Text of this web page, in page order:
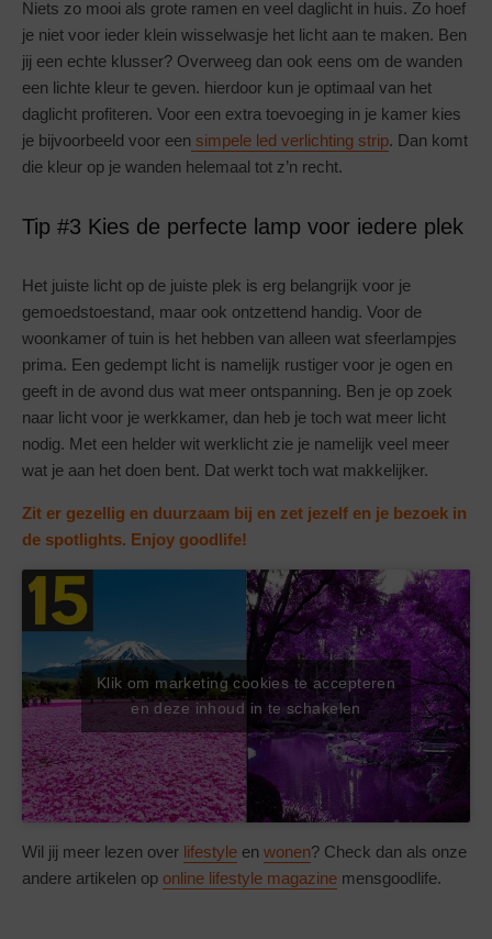
Niets zo mooi als grote ramen en veel daglicht in huis. Zo hoef
je niet voor ieder klein wisselwasje het licht aan te maken. Ben
jij een echte klusser? Overweeg dan ook eens om de wanden
een lichte kleur te geven. hierdoor kun je optimaal van het
daglicht profiteren. Voor een extra toevoeging in je kamer kies
je bijvoorbeeld voor een simpele led verlichting strip. Dan komt
die kleur op je wanden helemaal tot z’n recht.
Tip #3 Kies de perfecte lamp voor iedere plek
Het juiste licht op de juiste plek is erg belangrijk voor je
gemoedstoestand, maar ook ontzettend handig. Voor de
woonkamer of tuin is het hebben van alleen wat sfeerlampjes
prima. Een gedempt licht is namelijk rustiger voor je ogen en
geeft in de avond dus wat meer ontspanning. Ben je op zoek
naar licht voor je werkkamer, dan heb je toch wat meer licht
nodig. Met een helder wit werklicht zie je namelijk veel meer
wat je aan het doen bent. Dat werkt toch wat makkelijker.
Zit er gezellig en duurzaam bij en zet jezelf en je bezoek in
de spotlights. Enjoy goodlife!
Klik om marketing cookies te accepteren
en deze inhoud in te schakelen
Wil jij meer lezen over lifestyle en wonen? Check dan als onze
andere artikelen op online lifestyle magazine mensgoodlife.